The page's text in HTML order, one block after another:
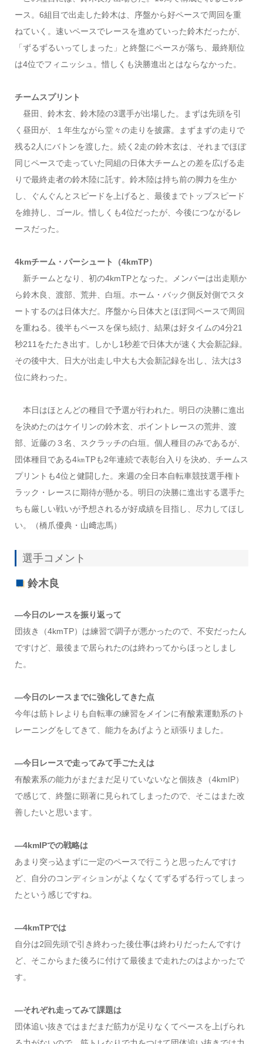
ース。6組目で出走した鈴木は、序盤から好ペースで周回を重
ねていく。速いペースでレースを進めていった鈴木だったが、
「ずるずるいってしまった」と終盤にペースが落ち、最終順位
は4位でフィニッシュ。惜しくも決勝進出とはならなかった。
チームスプリント
昼田、鈴木玄、鈴木陸の3選手が出場した。まずは先頭を引
く昼田が、１年生ながら堂々の走りを披露。まずまずの走りで
残る2人にバトンを渡した。続く2走の鈴木玄は、それまでほぼ
同じペースで走っていた同組の日体大チームとの差を広げる走
りで最終走者の鈴木陸に託す。鈴木陸は持ち前の脚力を生か
し、ぐんぐんとスピードを上げると、最後までトップスピード
を維持し、ゴール。惜しくも4位だったが、今後につながるレ
ースだった。
4kmチーム・パーシュート（4kmTP）
新チームとなり、初の4kmTPとなった。メンバーは出走順か
ら鈴木良、渡部、荒井、白垣。ホーム・バック側反対側でスタ
ートするのは日体大だ。序盤から日体大とほぼ同ペースで周回
を重ねる。後半もペースを保ち続け、結果は好タイムの4分21
秒211をたたき出す。しかし1秒差で日体大が速く大会新記録。
その後中大、日大が出走し中大も大会新記録を出し、法大は3
位に終わった。
本日はほとんどの種目で予選が行われた。明日の決勝に進出
を決めたのはケイリンの鈴木玄、ポイントレースの荒井、渡
部、近藤の３名、スクラッチの白垣。個人種目のみであるが、
団体種目である4㎞TPも2年連続で表彰台入りを決め、チームス
プリントも4位と健闘した。来週の全日本自転車競技選手権ト
ラック・レースに期待が懸かる。明日の決勝に進出する選手た
ちも厳しい戦いが予想されるが好成績を目指し、尽力してほし
い。（橋爪優典・山﨑志馬）
選手コメント
鈴木良
―今日のレースを振り返って
団抜き（4kmTP）は練習で調子が悪かったので、不安だったん
ですけど、最後まで居られたのは終わってからほっとしまし
た。
―今日のレースまでに強化してきた点
今年は筋トレよりも自転車の練習をメインに有酸素運動系のト
レーニングをしてきて、能力をあげようと頑張りました。
―今日レースで走ってみて手ごたえは
有酸素系の能力がまだまだ足りていないなと個抜き（4kmIP）
で感じて、終盤に顕著に見られてしまったので、そこはまた改
善したいと思います。
―4kmIPでの戦略は
あまり突っ込まずに一定のペースで行こうと思ったんですけ
ど、自分のコンディションがよくなくてずるずる行ってしまっ
たという感じですね。
―4kmTPでは
自分は2回先頭で引き終わった後仕事は終わりだったんですけ
ど、そこからまた後ろに付けて最後まで走れたのはよかったで
す。
―それぞれ走ってみて課題は
団体追い抜きではまだまだ筋力が足りなくてペースを上げられ